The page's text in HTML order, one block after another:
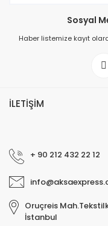
Sosyal
Haber listemize kayıt
İLETİŞİM
+ 90 212 432 22 12
Oruçreis
İstanbul